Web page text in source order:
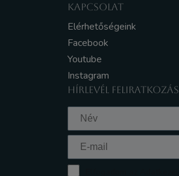
KAPCSOLAT
Elérhetőségeink
Facebook
Youtube
Instagram
HÍRLEVÉL FELIRATKOZÁS